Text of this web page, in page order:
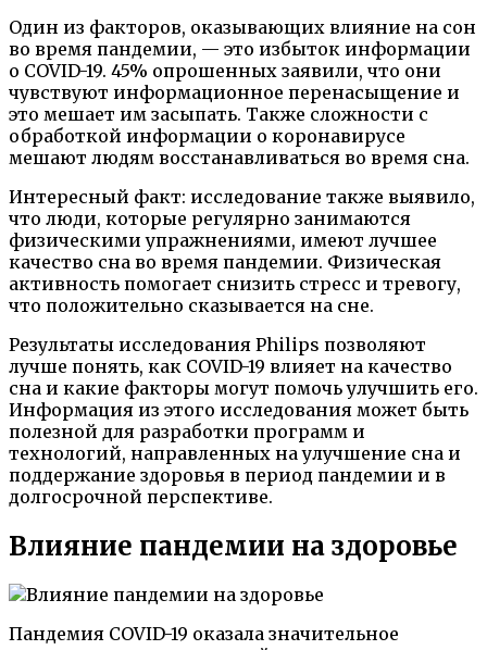
Один из факторов, оказывающих влияние на сон
во время пандемии, — это избыток информации
о COVID-19. 45% опрошенных заявили, что они
чувствуют информационное перенасыщение и
это мешает им засыпать. Также сложности с
обработкой информации о коронавирусе
мешают людям восстанавливаться во время сна.
Интересный факт: исследование также выявило,
что люди, которые регулярно занимаются
физическими упражнениями, имеют лучшее
качество сна во время пандемии. Физическая
активность помогает снизить стресс и тревогу,
что положительно сказывается на сне.
Результаты исследования Philips позволяют
лучше понять, как COVID-19 влияет на качество
сна и какие факторы могут помочь улучшить его.
Информация из этого исследования может быть
полезной для разработки программ и
технологий, направленных на улучшение сна и
поддержание здоровья в период пандемии и в
долгосрочной перспективе.
Влияние пандемии на здоровье
Пандемия COVID-19 оказала значительное